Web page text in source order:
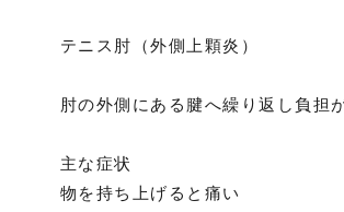
テニス肘（外側上顆炎）
肘の外側にある腱へ繰り返し負担
主な症状
物を持ち上げると痛い